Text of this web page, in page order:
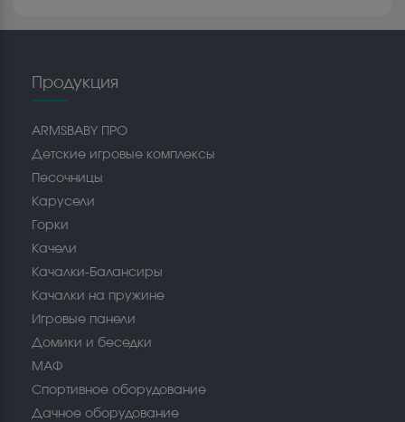
Продукция
ARMSBABY ПРО
Детские игровые комплексы
Песочницы
Карусели
Горки
Качели
Качалки-Балансиры
Качалки на пружине
Игровые панели
Домики и беседки
МАФ
Спортивное оборудование
Дачное оборудование